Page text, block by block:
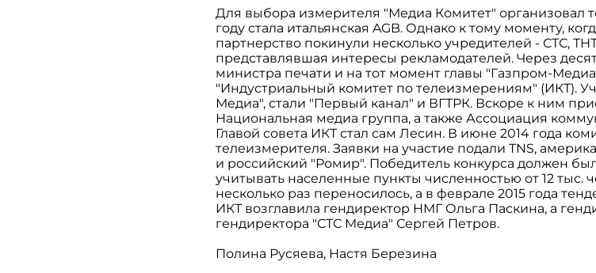
Для выбора измерителя "Медиа Комитет" организовал
году стала итальянская AGB. Однако к тому моменту,
партнерство покинули несколько учредителей - СТС,
представлявшая интересы рекламодателей. Через
министра печати и на тот момент главы "Газпром-
"Индустриальный комитет по телеизмерениям" (ИКТ).
Медиа", стали "Первый канал" и ВГТРК. Вскоре к ним
Национальная медиа группа, а также Ассоциация
Главой совета ИКТ стал сам Лесин. В июне 2014 года
телеизмерителя. Заявки на участие подали TNS,
и российский "Ромир". Победитель конкурса должен
учитывать населенные пункты численностью от 12 тыс.
несколько раз переносилось, а в феврале 2015 года
ИКТ возглавила гендиректор НМГ Ольга Паскина, а
гендиректора "СТС Медиа" Сергей Петров.
Полина Русяева, Настя Березина